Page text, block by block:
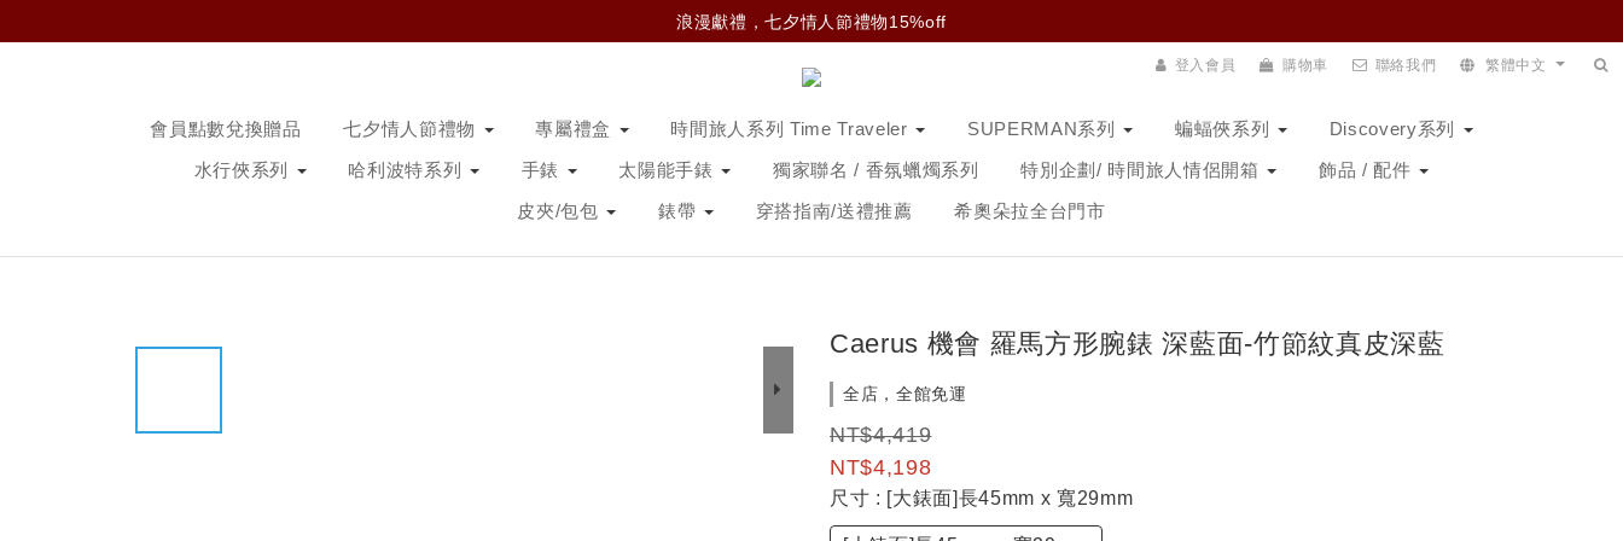
登入會員 購物車 聯絡我們 繁體中文
會員點數兌換贈品 七夕情人節禮物 專屬禮盒 時間旅人系列 Time Traveler SUPERMAN系列 蝙蝠俠系列
Discovery系列
水行俠系列
哈利波特系列 手錶 太陽能手錶 獨家聯名 / 香氛蠟燭系列 特別企劃/ 時間旅人情侶開箱
飾品 / 配件
皮夾/包包
錶帶 穿搭指南/送禮推薦 希奧朵拉全台門市
Caerus 機會 羅馬方形腕錶 深藍面-竹節紋真皮深藍
全店，全館免運
NT$4,419
NT$4,198
尺寸 : [大錶面]長45mm x 寬29mm
浪漫獻禮，七夕情人節禮物15%off